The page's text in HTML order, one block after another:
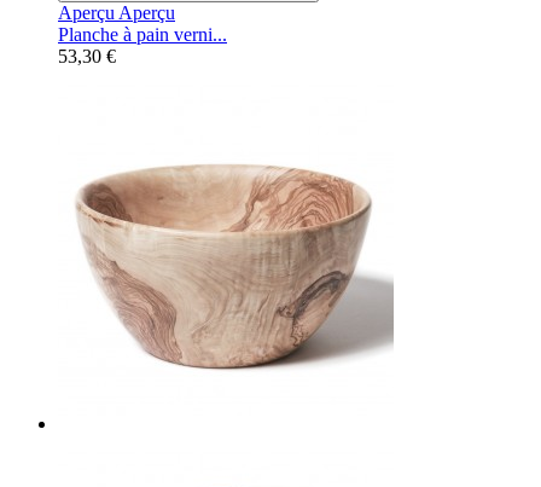
Aperçu Aperçu
Planche à pain verni...
53,30 €